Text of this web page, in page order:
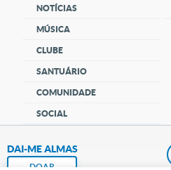
NOTÍCIAS
MÚSICA
CLUBE
SANTUÁRIO
COMUNIDADE
SOCIAL
DAI-ME ALMAS
DOAR